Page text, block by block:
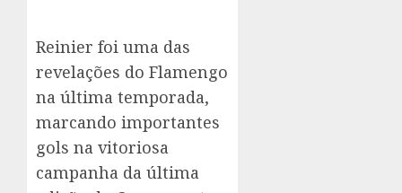
Reinier foi uma das
revelações do Flamengo
na última temporada,
marcando importantes
gols na vitoriosa
campanha da última